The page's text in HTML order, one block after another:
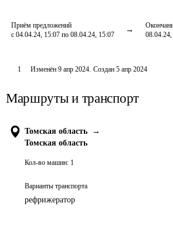
Приём предложений
с 04.04.24, 15:07 по 08.04.24, 15:07
1 Изменён 9 апр 2024. Создан 5 апр 2024
Маршруты и транспорт
Томская область
→
Томская область
Кол-во машин: 1
Варианты транспорта
рефрижератор